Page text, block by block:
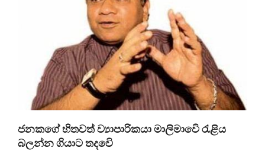
ජනකගේ හිතවත් ව්‍යාපාරිකයා මාලිමාවෙි රැළිය
බලන්න ගියාට තදවෙි